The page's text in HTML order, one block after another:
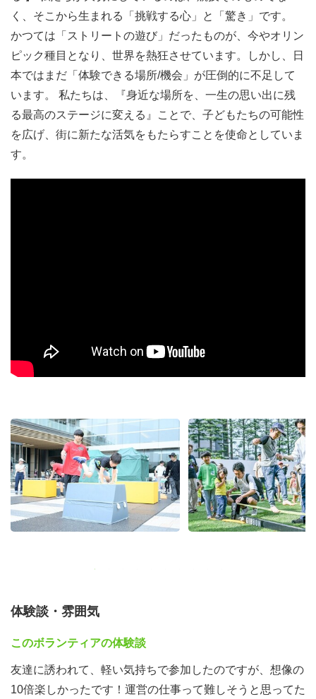
く、そこから生まれる「挑戦する心」と「驚き」です。
かつては「ストリートの遊び」だったものが、今やオリン
ピック種目となり、世界を熱狂させています。しかし、日
本ではまだ「体験できる場所/機会」が圧倒的に不足して
います。 私たちは、『身近な場所を、一生の思い出に残
る最高のステージに変える』ことで、子どもたちの可能性
を広げ、街に新たな活気をもたらすことを使命としていま
す。
体験談・雰囲気
このボランティアの体験談
友達に誘われて、軽い気持ちで参加したのですが、想像の
10倍楽しかったです！運営の仕事って難しそうと思ってた